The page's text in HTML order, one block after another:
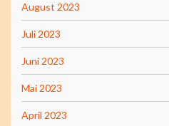
August 2023
Juli 2023
Juni 2023
Mai 2023
April 2023